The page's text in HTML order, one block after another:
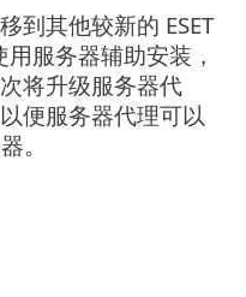
到其他较新的 ESET
用服务器辅助安装，
将升级服务器代
便服务器代理可以
。